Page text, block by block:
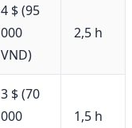
4 $ (95
000
VND)
2,5 h
3 $ (70
000
1,5 h